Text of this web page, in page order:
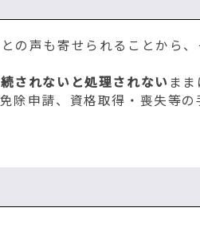
の声も寄せられることから
されないと処理されない ま
除申請、資格取得・喪失等の